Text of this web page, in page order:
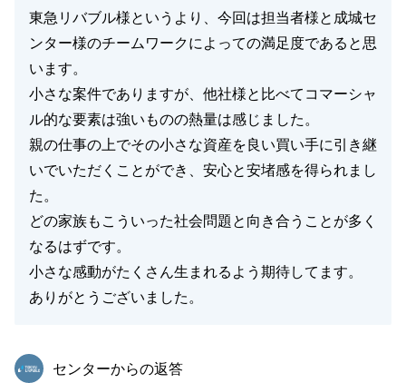
東急リバブル様というより、今回は担当者様と成城セ
ンター様のチームワークによっての満足度であると思
います。
小さな案件でありますが、他社様と比べてコマーシャ
ル的な要素は強いものの熱量は感じました。
親の仕事の上でその小さな資産を良い買い手に引き継
いでいただくことができ、安心と安堵感を得られまし
た。
どの家族もこういった社会問題と向き合うことが多く
なるはずです。
小さな感動がたくさん生まれるよう期待してます。
ありがとうございました。
東急リバブル
センターからの返答